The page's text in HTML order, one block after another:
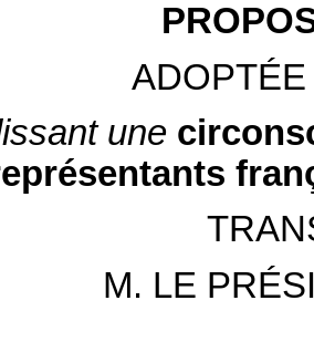
ADOPTÉE
une
M. LE